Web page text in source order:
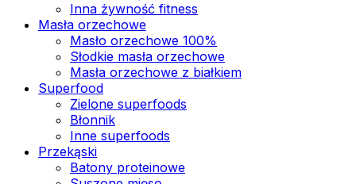
Inna żywność fitness
Masła orzechowe
Masło orzechowe 100%
Słodkie masła orzechowe
Masła orzechowe z białkiem
Superfood
Zielone superfoods
Błonnik
Inne superfoods
Przekąski
Batony proteinowe